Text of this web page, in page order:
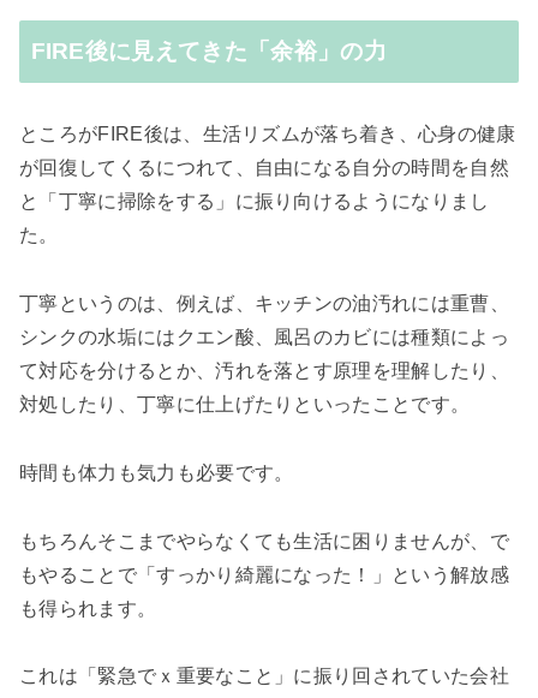
FIRE後に見えてきた「余裕」の力
ところがFIRE後は、生活リズムが落ち着き、心身の健康
が回復してくるにつれて、自由になる自分の時間を自然
と「丁寧に掃除をする」に振り向けるようになりまし
た。
丁寧というのは、例えば、キッチンの油汚れには重曹、
シンクの水垢にはクエン酸、風呂のカビには種類によっ
て対応を分けるとか、汚れを落とす原理を理解したり、
対処したり、丁寧に仕上げたりといったことです。
時間も体力も気力も必要です。
もちろんそこまでやらなくても生活に困りませんが、で
もやることで「すっかり綺麗になった！」という解放感
も得られます。
これは「緊急でｘ重要なこと」に振り回されていた会社